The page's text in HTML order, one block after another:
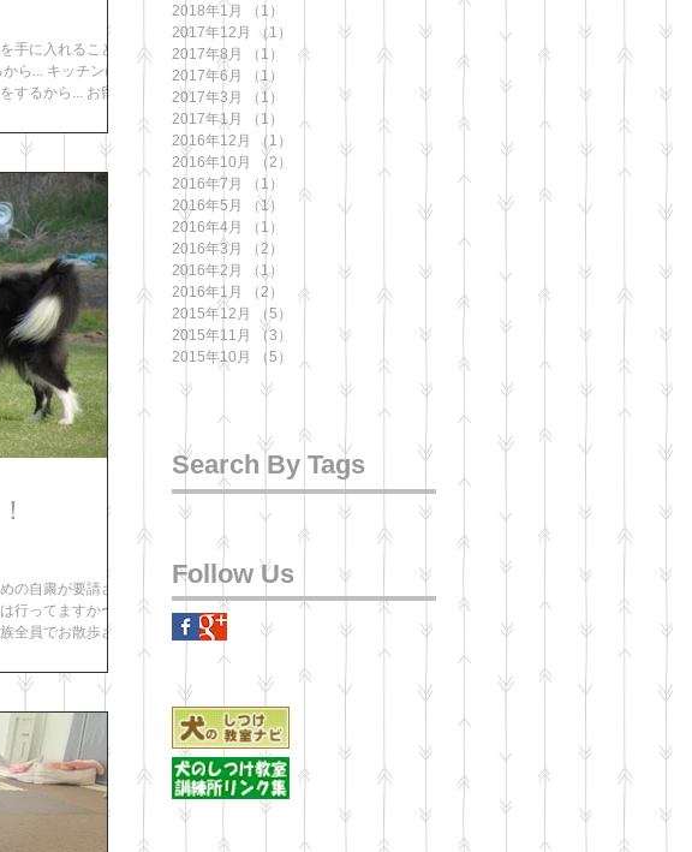
手に入れることが
ら... キッチンに入
するから... お留守
の自粛が要請され
行ってますか〜？
全員でお散歩させ
日常もいろいろ変
2018年1月
（1）
2017年12月
（1）
1件の記事
2017年8月
（1）
1件の記事
2017年6月
（1）
2017年3月
（1）
1件の記事
2017年1月
（1）
1件の記事
2016年12月
（1）
1件の記事
2016年10月
（2）
2件の記事
2016年7月
（1）
2016年5月
（1）
1件の記事
2016年4月
（1）
2016年3月
（2）
2016年2月
（1）
1件の記事
2016年1月
（2）
2件の記事
2015年12月
（5）
2015年11月
（3）
3件の記事
2015年10月
（5）
Search By Tags
Follow Us